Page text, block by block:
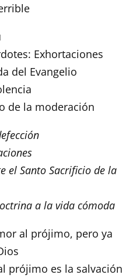
Exhortaciones
del Evangelio
de la moderación
el Santo Sacrificio de la
a la vida cómoda
al prójimo, pero ya
prójimo es la salvación